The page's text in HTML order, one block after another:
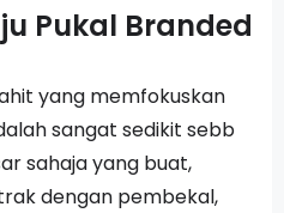
Pukal Branded
yang memfokuskan
sangat sedikit sebb
sahaja yang buat,
dengan pembekal,